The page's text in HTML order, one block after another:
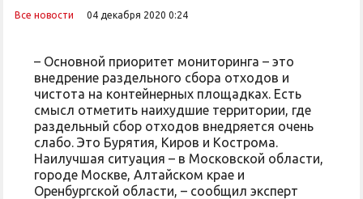
Все новости 04 декабря 2020 0:24
– Основной приоритет мониторинга – это
внедрение раздельного сбора отходов и
чистота на контейнерных площадках. Есть
смысл отметить наихудшие территории, где
раздельный сбор отходов внедряется очень
слабо. Это Бурятия, Киров и Кострома.
Наилучшая ситуация – в Московской области,
городе Москве, Алтайском крае и
Оренбургской области, – сообщил эксперт